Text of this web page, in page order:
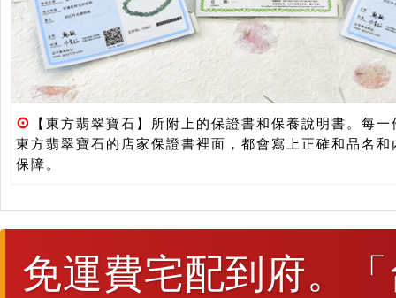
⊙
【東方翡翠寶石】所附上的保證書和保養說明書。每
東方翡翠寶石的店家保證書裡面，都會寫上正確和品名
保障。
免運費宅配到府。